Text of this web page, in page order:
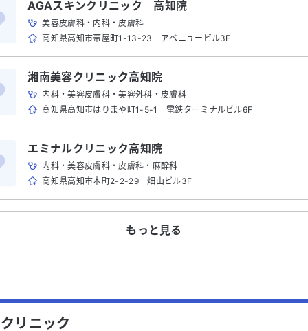
AGAスキンクリニック 高知院
美容皮膚科・内科・皮膚科
高知県高知市帯屋町1-13-23 アベニュービル3F
湘南美容クリニック高知院
内科・美容皮膚科・美容外科・皮膚科
高知県高知市はりまや町1-5-1 電鉄ターミナルビル6F
エミナルクリニック高知院
内科・美容皮膚科・皮膚科・麻酔科
高知県高知市本町2-2-29 畑山ビル3F
もっと見る
リニック